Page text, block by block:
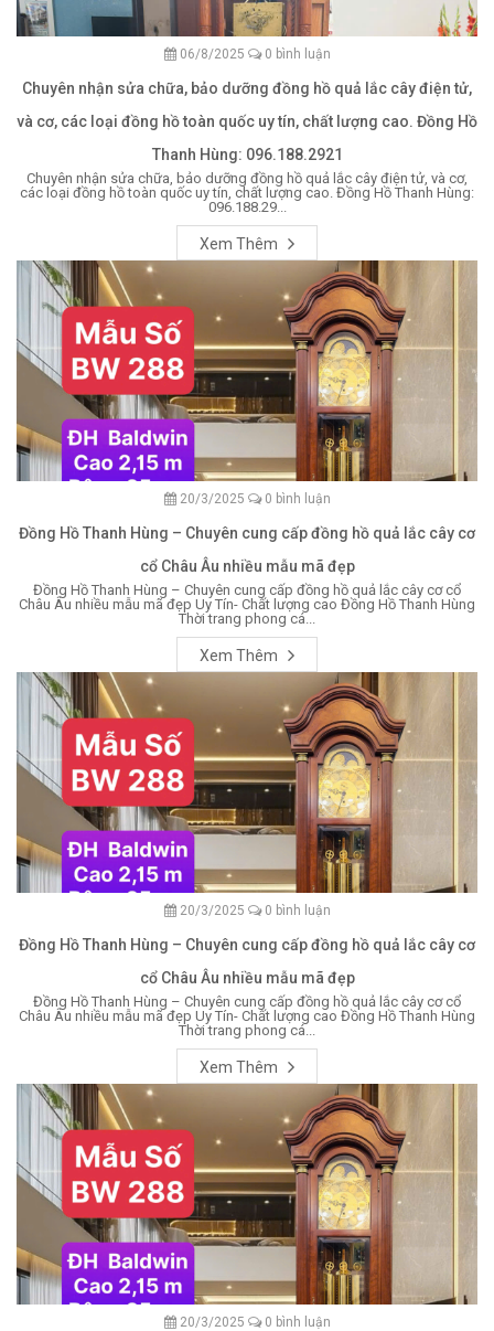
06/8/2025 0 bình luận
Chuyên nhận sửa chữa, bảo dưỡng đồng hồ quả lắc cây điện tử,
và cơ, các loại đồng hồ toàn quốc uy tín, chất lượng cao. Đồng Hồ
Thanh Hùng: 096.188.2921
Chuyên nhận sửa chữa, bảo dưỡng đồng hồ quả lắc cây điện tử, và cơ,
các loại đồng hồ toàn quốc uy tín, chất lượng cao. Đồng Hồ Thanh Hùng:
096.188.29...
Xem Thêm
20/3/2025 0 bình luận
Đồng Hồ Thanh Hùng – Chuyên cung cấp đồng hồ quả lắc cây cơ
cổ Châu Âu nhiều mẫu mã đẹp
Đồng Hồ Thanh Hùng – Chuyên cung cấp đồng hồ quả lắc cây cơ cổ
Châu Âu nhiều mẫu mã đẹp Uy Tín- Chất lượng cao Đồng Hồ Thanh Hùng
Thời trang phong cá...
Xem Thêm
20/3/2025 0 bình luận
Đồng Hồ Thanh Hùng – Chuyên cung cấp đồng hồ quả lắc cây cơ
cổ Châu Âu nhiều mẫu mã đẹp
Đồng Hồ Thanh Hùng – Chuyên cung cấp đồng hồ quả lắc cây cơ cổ
Châu Âu nhiều mẫu mã đẹp Uy Tín- Chất lượng cao Đồng Hồ Thanh Hùng
Thời trang phong cá...
Xem Thêm
20/3/2025 0 bình luận